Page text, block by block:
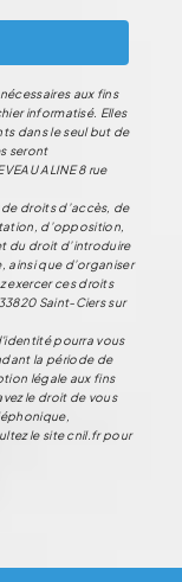
aux fins
informatisé. Elles
dans le seul but de
seront
ALINE 8 rue
droits d’accès, de
d’opposition,
du droit d’introduire
ainsi que d’organiser
exercer ces droits
Saint-Ciers sur
pourra vous
la période de
légale aux fins
le droit de vous
le site cnil.fr pour